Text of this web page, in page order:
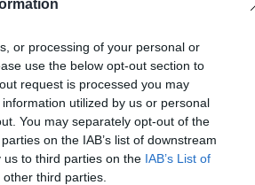
or processing of your personal or
use the below opt-out section to
request is processed you may
utilized by us or personal
You may separately opt-out of the
on the IAB’s list of downstream
to third parties on the IAB’s List of
third parties.